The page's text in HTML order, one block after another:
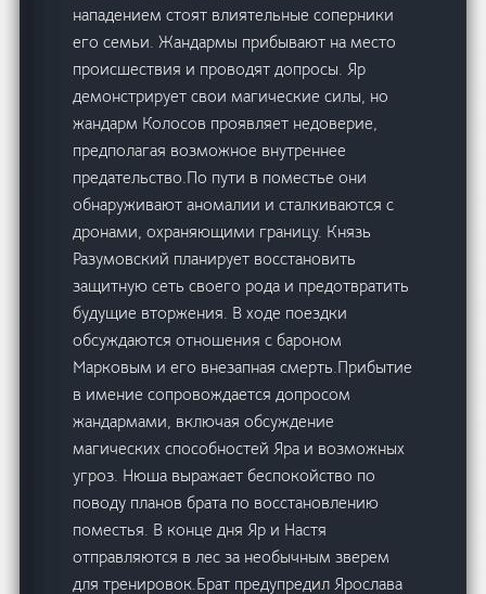
нападением стоят влиятельные соперники
его семьи. Жандармы прибывают на место
происшествия и проводят допросы. Яр
демонстрирует свои магические силы, но
жандарм Колосов проявляет недоверие,
предполагая возможное внутреннее
предательство.По пути в поместье они
обнаруживают аномалии и сталкиваются с
дронами, охраняющими границу. Князь
Разумовский планирует восстановить
защитную сеть своего рода и предотвратить
будущие вторжения. В ходе поездки
обсуждаются отношения с бароном
Марковым и его внезапная смерть.Прибытие
в имение сопровождается допросом
жандармами, включая обсуждение
магических способностей Яра и возможных
угроз. Нюша выражает беспокойство по
поводу планов брата по восстановлению
поместья. В конце дня Яр и Настя
отправляются в лес за необычным зверем
для тренировок.Брат предупредил Ярослава